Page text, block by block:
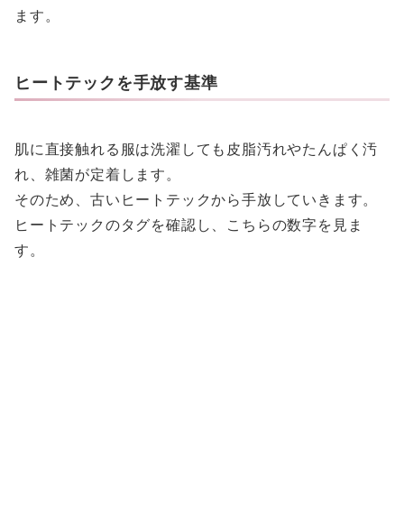
ます。
ヒートテックを手放す基準
肌に直接触れる服は洗濯しても皮脂汚れやたんぱく汚
れ、雑菌が定着します。
そのため、古いヒートテックから手放していきます。
ヒートテックのタグを確認し、こちらの数字を見ま
す。